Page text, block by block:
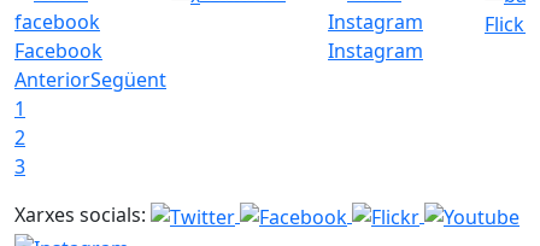
Facebook Instagram
Flickr
AnteriorSegüent
1
2
3
Xarxes socials: